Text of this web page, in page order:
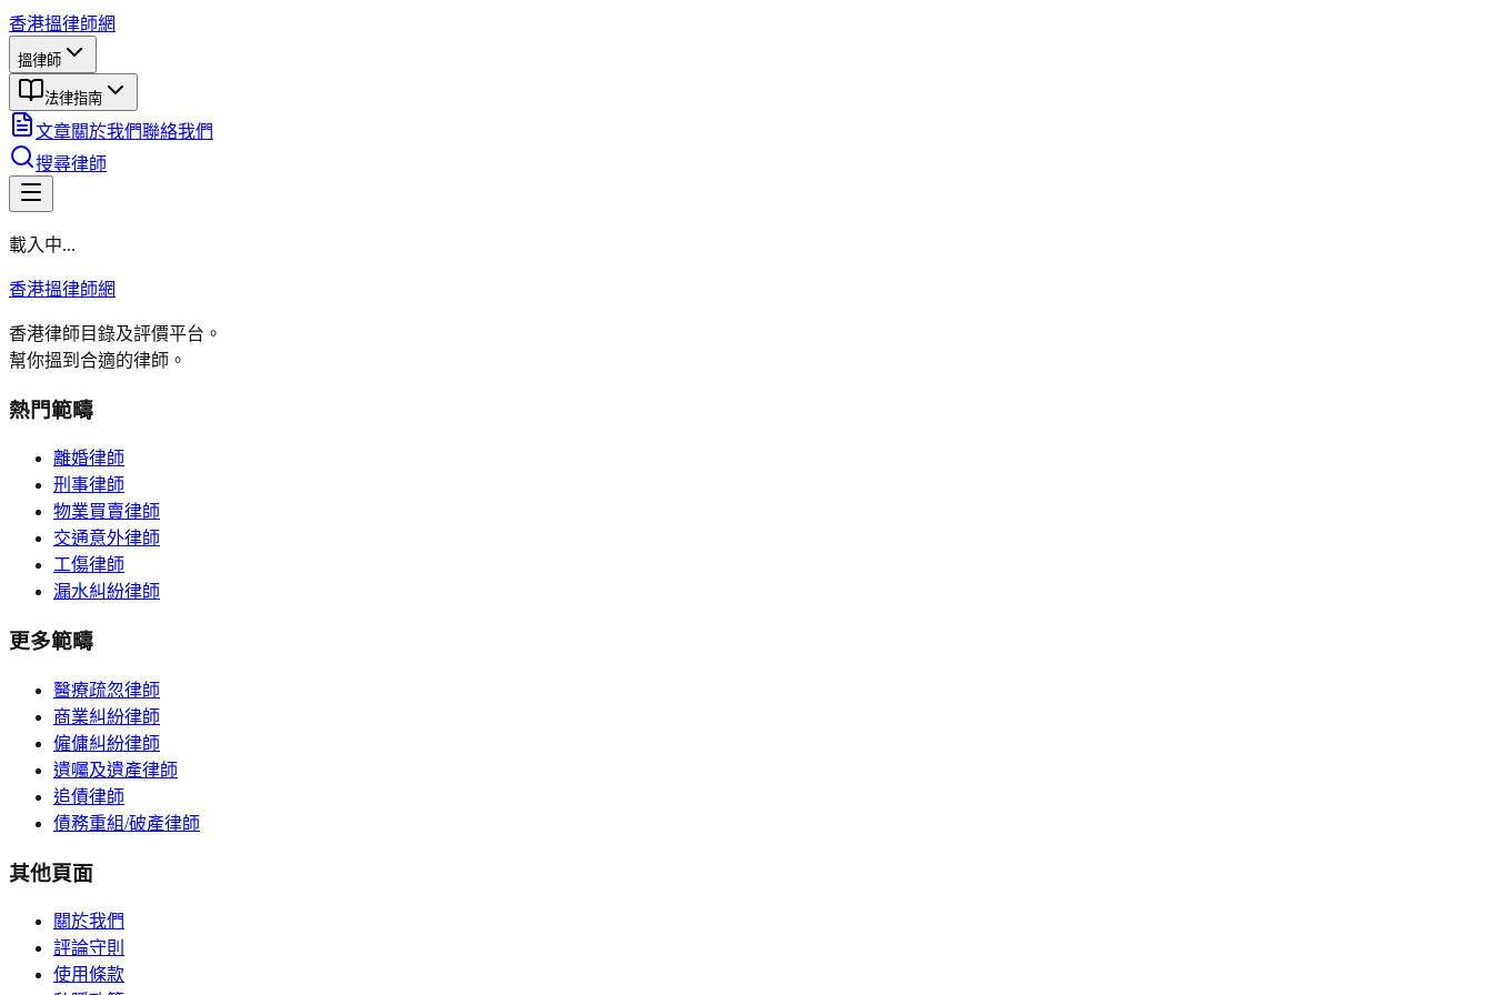
香港搵律師網
搵律師
法律指南
文章關於我們聯絡我們
搜尋律師
載入中...
香港搵律師網
香港律師目錄及評價平台。
幫你搵到合適的律師。
熱門範疇
離婚律師
刑事律師
物業買賣律師
交通意外律師
工傷律師
漏水糾紛律師
更多範疇
醫療疏忽律師
商業糾紛律師
僱傭糾紛律師
遺囑及遺產律師
追債律師
債務重組/破產律師
其他頁面
關於我們
評論守則
使用條款